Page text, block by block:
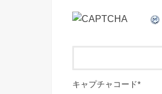
キャプチャコード*